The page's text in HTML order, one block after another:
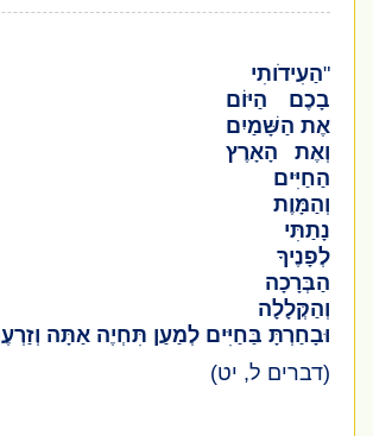
הַעִידֹותִי
בָכֶם הַיּוֹם
אֶת הַשָּׁמַיִם
וְאֶת הָאָרֶץ
הַחַיִּים
וְהַמָּוֶת
נָתַתִּי
לְפָנֶיךָ
הַבְּרָכָה
וְהַקְּלָלָה
וּבָחַרְתָּ בַּחַיִּים לְמַעַן תִּחְיֶה אַתָּה וְזַרְעֶךָ"
(דברים ל, יט)